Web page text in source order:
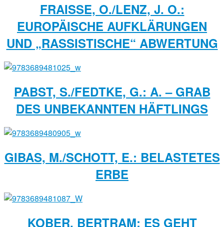
FRAISSE, O./LENZ, J. O.:
EUROPÄISCHE AUFKLÄRUNGEN
UND „RASSISTISCHE“ ABWERTUNG
PABST, S./FEDTKE, G.: A. – GRAB
DES UNBEKANNTEN HÄFTLINGS
GIBAS, M./SCHOTT, E.: BELASTETES
ERBE
KOBER, BERTRAM: ES GEHT